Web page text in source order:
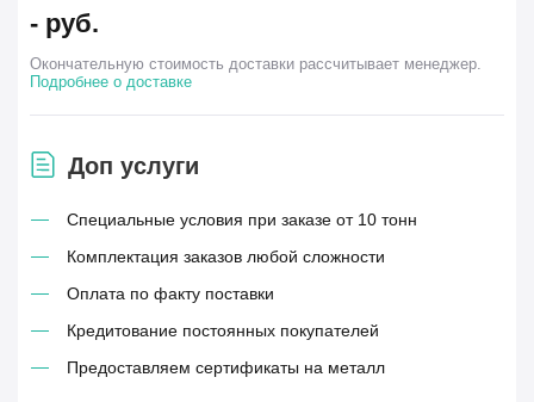
- руб.
Окончательную стоимость доставки рассчитывает менеджер.
Подробнее о доставке
Доп услуги
Специальные условия при заказе от 10 тонн
Комплектация заказов любой сложности
Оплата по факту поставки
Кредитование постоянных покупателей
Предоставляем сертификаты на металл